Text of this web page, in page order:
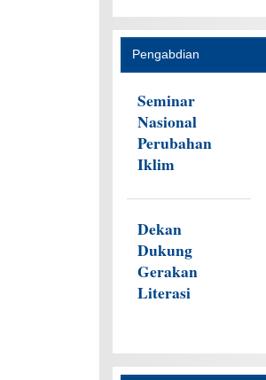
Pengabdian
Seminar
Nasional
Perubahan
Iklim
Dekan
Dukung
Gerakan
Literasi